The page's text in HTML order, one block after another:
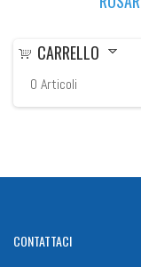
CARRELLO
0 Articoli
CONTATTACI